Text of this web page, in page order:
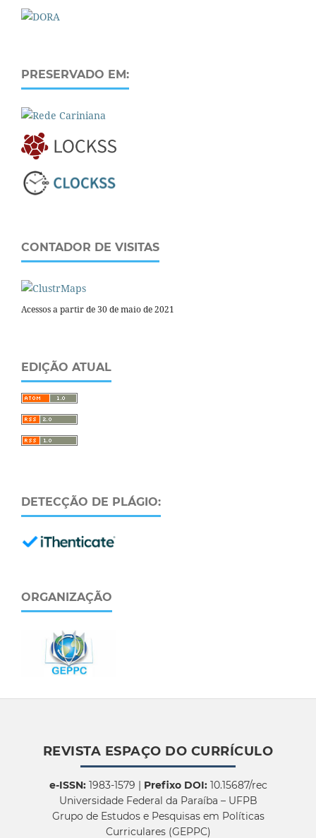
PRESERVADO EM:
CONTADOR DE VISITAS
Acessos a partir de 30 de maio de 2021
EDIÇÃO ATUAL
DETECÇÃO DE PLÁGIO:
ORGANIZAÇÃO
REVISTA ESPAÇO DO CURRÍCULO
e-ISSN:1983-1579 | Prefixo DOI:10.15687/rec
Universidade Federal da Paraíba – UFPB
Grupo de Estudos e Pesquisas em Políticas
Curriculares (GEPPC)